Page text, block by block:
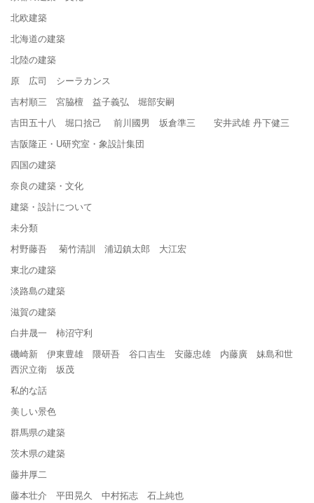
北欧建築
北海道の建築
北陸の建築
原 広司 シーラカンス
吉村順三 宮脇檀 益子義弘 堀部安嗣
吉田五十八 堀口捨己 前川國男 坂倉準三 安井武雄 丹下健三
吉阪隆正・U研究室・象設計集団
四国の建築
奈良の建築・文化
建築・設計について
未分類
村野藤吾 菊竹清訓 浦辺鎮太郎 大江宏
東北の建築
淡路島の建築
滋賀の建築
白井晟一 柿沼守利
磯崎新 伊東豊雄 隈研吾 谷口吉生 安藤忠雄 内藤廣 妹島和世
西沢立衛 坂茂
私的な話
美しい景色
群馬県の建築
茨木県の建築
藤井厚二
藤本壮介 平田晃久 中村拓志 石上純也